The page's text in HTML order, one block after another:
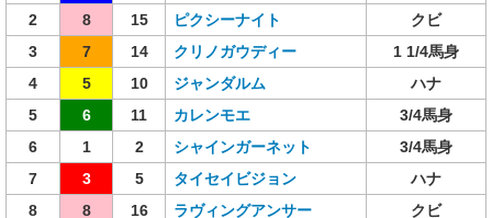
2
8 15 ピクシーナイト
クビ
3
7 14 クリノガウディー
1 1/4馬身
4
5 10 ジャンダルム
ハナ
5
6 11 カレンモエ
3/4馬身
6
1 2 シャインガーネット
3/4馬身
7
3 5 タイセイビジョン
ハナ
8
8 16 ラヴィングアンサー
クビ